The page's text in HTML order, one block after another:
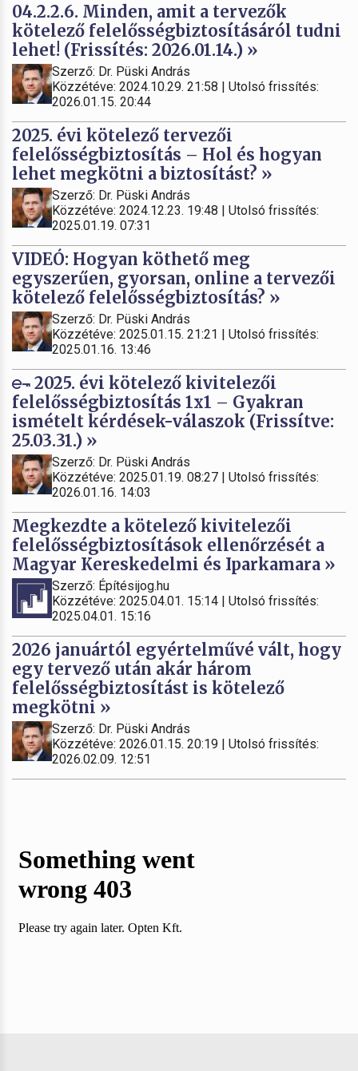
04.2.2.6. Minden, amit a tervezők
kötelező felelősségbiztosításáról tudni
lehet! (Frissítés: 2026.01.14.) »
Szerző: Dr. Püski András
Közzétéve: 2024.10.29. 21:58 | Utolsó frissítés:
2026.01.15. 20:44
2025. évi kötelező tervezői
felelősségbiztosítás – Hol és hogyan
lehet megkötni a biztosítást? »
Szerző: Dr. Püski András
Közzétéve: 2024.12.23. 19:48 | Utolsó frissítés:
2025.01.19. 07:31
VIDEÓ: Hogyan köthető meg
egyszerűen, gyorsan, online a tervezői
kötelező felelősségbiztosítás? »
Szerző: Dr. Püski András
Közzétéve: 2025.01.15. 21:21 | Utolsó frissítés:
2025.01.16. 13:46
2025. évi kötelező kivitelezői
felelősségbiztosítás 1x1 – Gyakran
ismételt kérdések-válaszok (Frissítve:
25.03.31.) »
Szerző: Dr. Püski András
Közzétéve: 2025.01.19. 08:27 | Utolsó frissítés:
2026.01.16. 14:03
Megkezdte a kötelező kivitelezői
felelősségbiztosítások ellenőrzését a
Magyar Kereskedelmi és Iparkamara »
Szerző: Építésijog.hu
Közzétéve: 2025.04.01. 15:14 | Utolsó frissítés:
2025.04.01. 15:16
2026 januártól egyértelművé vált, hogy
egy tervező után akár három
felelősségbiztosítást is kötelező
megkötni »
Szerző: Dr. Püski András
Közzétéve: 2026.01.15. 20:19 | Utolsó frissítés:
2026.02.09. 12:51